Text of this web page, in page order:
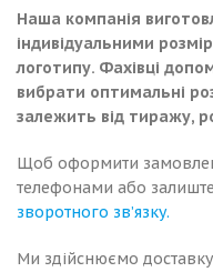
Наша компанія
індивідуальними
логотипу. Фахівці
вибрати оптимальні
залежить від тиражу,
Щоб оформити
телефонами або
зворотного зв’язку.
Ми здійснюємо